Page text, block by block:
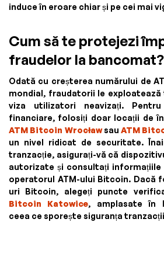
induce în eroare chiar și pe cei mai
Cum să te protejezi
fraudelor la bancomat?
Odată cu creșterea numărului de
mondial, fraudatorii le
viza utilizatori neavizați.
financiare, folosiți doar locații de
ATM Bitcoin Wrocławsau ATM
un nivel ridicat de securitate.
tranzacție, asigurați-vă că
autorizate și consultați
operatorul ATM-ului Bitcoin. Dacă
uri Bitcoin, alegeți puncte
Bitcoin Katowice, amplasate în
ceea ce sporește siguranța